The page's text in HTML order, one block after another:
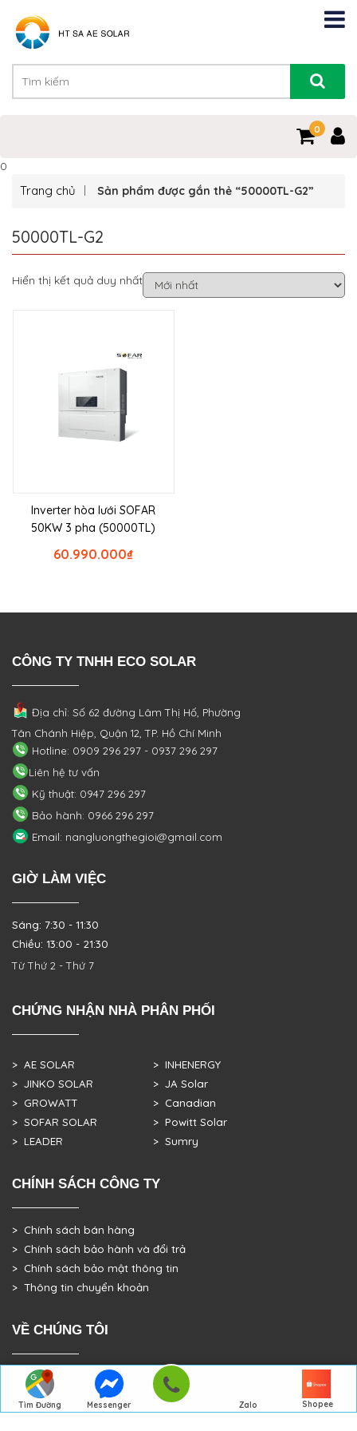
0
Tìm Đường
Messenger
Zalo Shopee
0
Trang chủ Sản phẩm được gắn thẻ “50000TL-G2”
50000TL-G2
Hiển thị kết quả duy nhất
Inverter hòa lưới SOFAR
50KW 3 pha (50000TL)
₫
60.990.000
CÔNG TY TNHH ECO SOLAR
Địa chỉ: Số 62 đường Lâm Thị Hố, Phường
Tân Chánh Hiệp, Quận 12, TP. Hồ Chí Minh
Hotline: 0909 296 297 - 0937 296 297
Liên hệ tư vấn
Kỹ thuật: 0947 296 297
Bảo hành: 0966 296 297
Email: nangluongthegioi@gmail.com
GIỜ LÀM VIỆC
Sáng: 7:30 - 11:30
Chiều: 13:00 - 21:30
Từ Thứ 2 - Thứ 7
CHỨNG NHẬN NHÀ PHÂN PHỐI
> AE SOLAR
> JINKO SOLAR
> GROWATT
> SOFAR SOLAR
> LEADER
> INHENERGY
> JA Solar
> Canadian
> Powitt Solar
> Sumry
CHÍNH SÁCH CÔNG TY
> Chính sách bán hàng
> Chính sách bảo hành và đổi trả
> Chính sách bảo mật thông tin
> Thông tin chuyển khoản
VỀ CHÚNG TÔI
> GIỚI THIỆU
> TRANG CHỦ
> DỰ ÁN THỰC TẾ